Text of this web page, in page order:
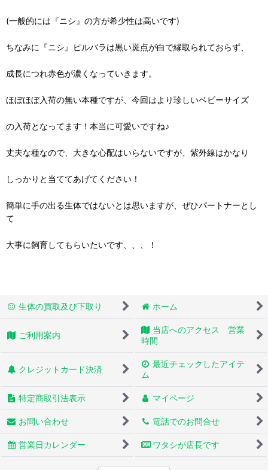
(一般的には『ニシ』の方が希少性は高いです)
ちなみに『ニシ』ピルバラは黒い斑点が白で縁取られておらず、
成長につれ赤色が濃くなっていきます。
ほぼほぼ入荷の無い本種ですが、今回はより珍しいベビーサイズ
の入荷となってます！本当に可愛いですね♪
丈夫な種なので、大きな心配はいらないですが、紫外線はかなり
しっかりと当ててあげてください！
簡単に手の出る生体ではないとは思いますが、ぜひパートナーとし
て
大事に飼育してもらいたいです、、、！
生体の買取及び下取り ホーム
ご利用案内
当店へのアクセス 営業
時間
クレジットカード決済
最近チェックしたアイテ
ム
特定商取引法表示 マイページ
お問い合わせ 電話でのお問合せ
営業日カレンダー ワタシが店長です